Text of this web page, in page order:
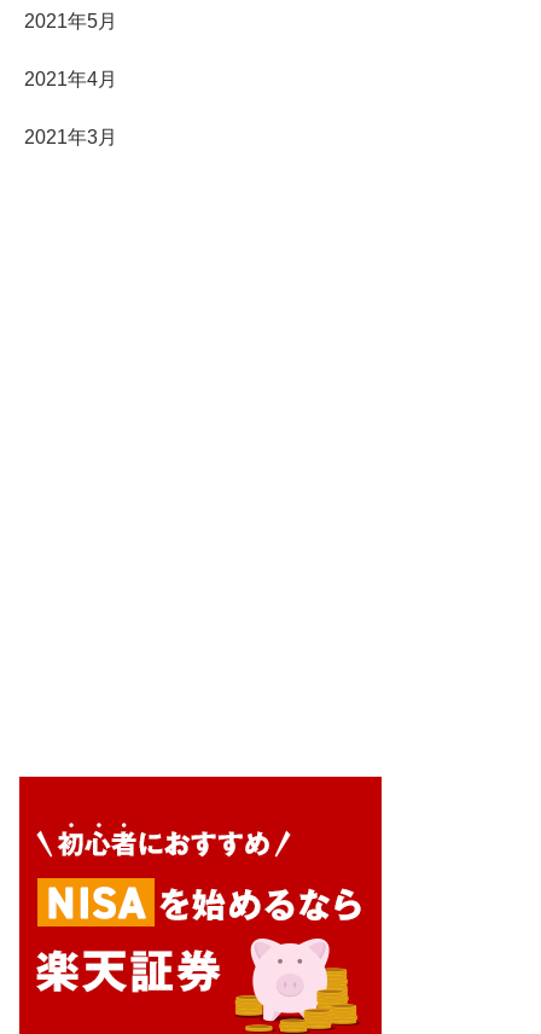
2021年5月
2021年4月
2021年3月